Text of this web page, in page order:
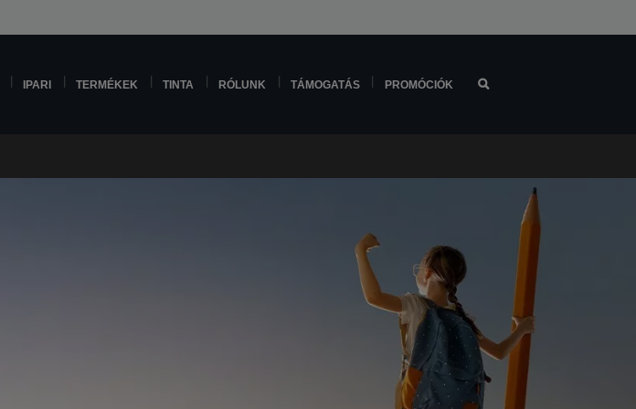
IPARI TERMÉKEK TINTA RÓLUNK TÁMOGATÁS PROMÓCIÓK